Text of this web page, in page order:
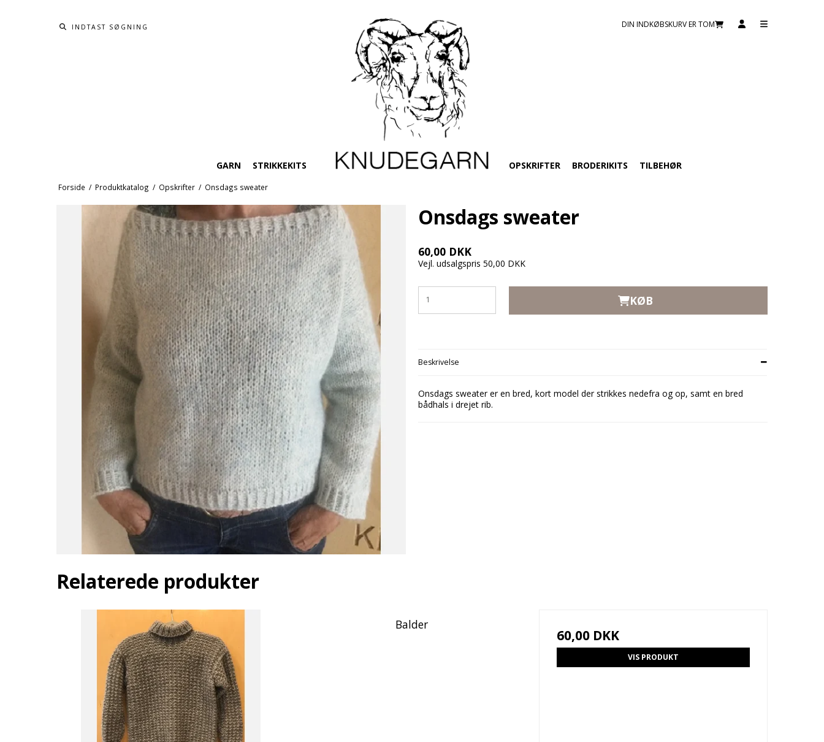
GARN STRIKKEKITS
DIN INDKØBSKURV ER TOM
OPSKRIFTER BRODERIKITS TILBEHØR
Forside / Produktkatalog / Opskrifter / Onsdags sweater
Onsdags sweater
60,00 DKK
Vejl. udsalgspris 50,00 DKK
KØB
Beskrivelse
Onsdags sweater er en bred, kort model der strikkes nedefra og op, samt en bred
bådhals i drejet rib.
Relaterede produkter
Balder
60,00 DKK
VIS PRODUKT